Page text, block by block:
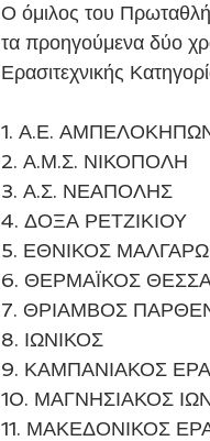
Ο όμιλος του
τα προηγούμενα δύο
Ερασιτεχνικής
1. Α.Ε.
2. Α.Μ.Σ. ΝΙΚΟΠΟΛΗ
3. Α.Σ. ΝΕΑΠΟΛΗΣ
4. ΔΟΞΑ ΡΕΤΖΙΚΙΟΥ
5. ΕΘΝΙΚΟΣ
6. ΘΕΡΜΑΪΚΟΣ
7. ΘΡΙΑΜΒΟΣ
8. ΙΩΝΙΚΟΣ
9. ΚΑΜΠΑΝΙΑΚΟΣ
10. ΜΑΓΝΗΣΙΑΚΟΣ
11. ΜΑΚΕΔΟΝΙΚΟΣ